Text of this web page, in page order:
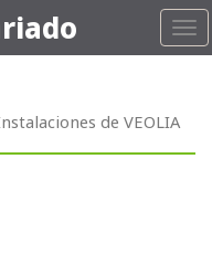
de VEOLIA